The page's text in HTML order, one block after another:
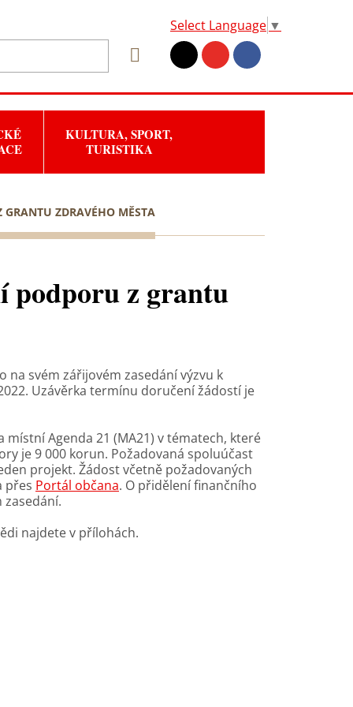
Select Language ▼
KULTURA, SPORT,
TURISTIKA
ZDRAVÉHO MĚSTA
podporu z grantu
na svém zářijovém zasedání výzvu k
Uzávěrka termínu doručení žádostí je
Agenda 21 (MA21) v tématech, které
je 9 000 korun. Požadovaná spoluúčast
projekt. Žádost včetně požadovaných
přes Portál občana. O přidělení finančního
najdete v přílohách.